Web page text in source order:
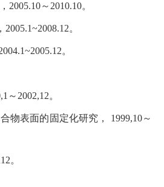
～2010.10。
。
。
2002,12。
物表面的固定化研究， 1999,10～
。